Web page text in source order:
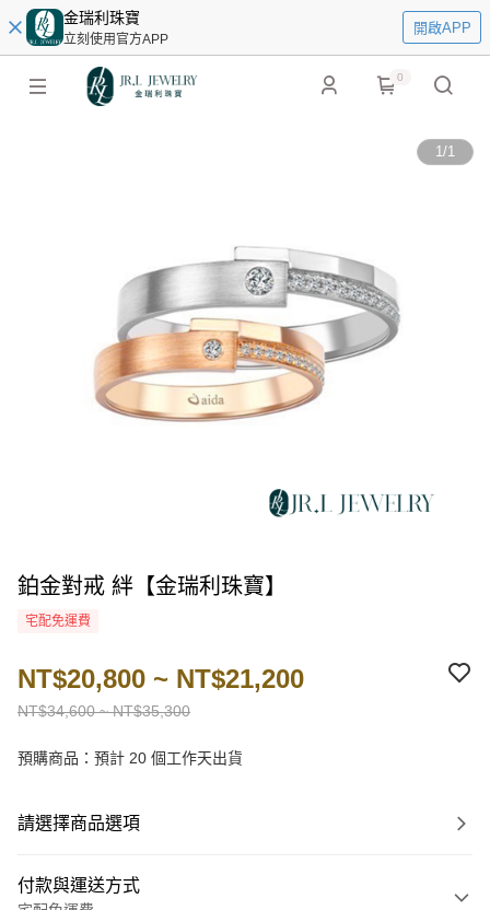
金瑞利珠寶
立刻使用官方APP
開啟APP
0
1/1
鉑金對戒 絆【金瑞利珠寶】
宅配免運費
NT$34,600 ~ NT$35,300
NT$20,800 ~ NT$21,200
預購商品：預計 20 個工作天出貨
請選擇商品選項
付款與運送方式